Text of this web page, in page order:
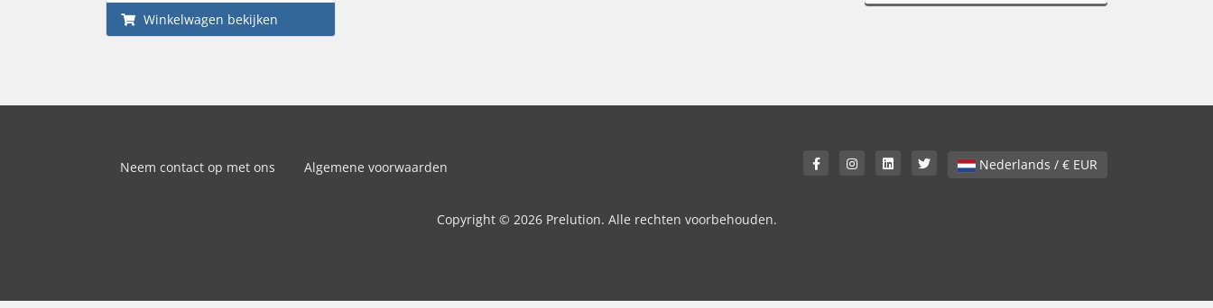
Winkelwagen bekijken
Nederlands / € EUR
Neem contact op met ons Algemene voorwaarden
Copyright © 2026 Prelution. Alle rechten voorbehouden.